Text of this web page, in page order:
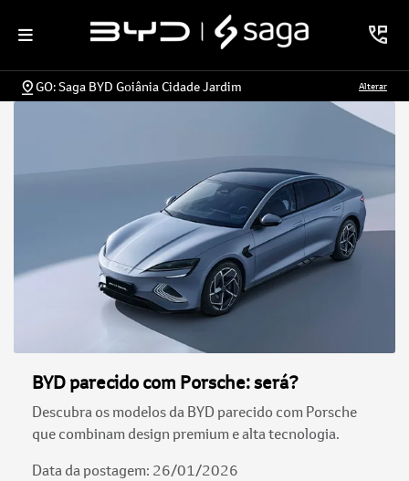
GO: Saga BYD Goiânia Cidade Jardim Alterar
BYD parecido com Porsche: será?
Descubra os modelos da BYD parecido com Porsche
que combinam design premium e alta tecnologia.
Data da postagem: 26/01/2026